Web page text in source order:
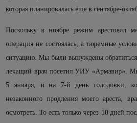
которая планировалась еще в сентябре-
Поскольку в ноябре режим арестовал
операция не состоялась, а тюремные
ситуацию. Мы были вынуждены
лечащий врач посетил УИУ «Армавир».
5 января, и на 7-й день голодовки,
незаконного продления моего ареста,
осмотреть. То есть только через 10 дней